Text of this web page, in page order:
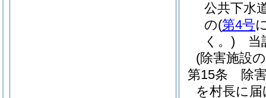
公共下水
の(第4号
く。) 当
(除害施設
第15条
除
を村長に